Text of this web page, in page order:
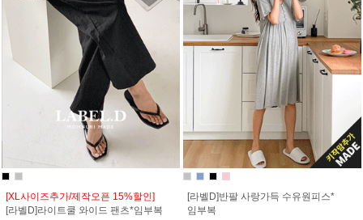
[XL사이즈추가/제작오픈 15%할인]
[라벨D]라이트쿨 와이드 팬츠*임부복
[라벨D]반팔 사랑가득 수유원피스*
임부복